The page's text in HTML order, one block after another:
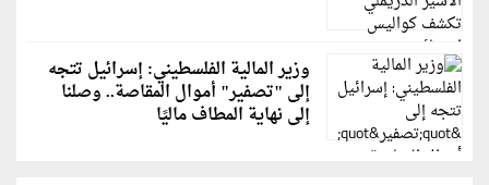
وزير المالية الفلسطيني: إسرائيل تتجه
إلى "تصفير" أموال المقاصة.. وصلنا
إلى نهاية المطاف ماليًا